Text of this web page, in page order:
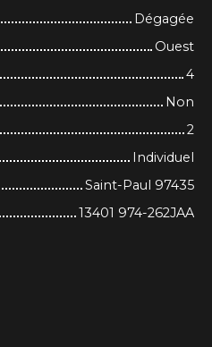
Dégagée
Ouest
4
Non
2
Individuel
Saint-Paul 97435
13401 974-262JAA